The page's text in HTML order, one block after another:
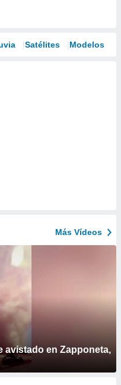
Satélites Modelos
Más Vídeos
avistado en Zapponeta,